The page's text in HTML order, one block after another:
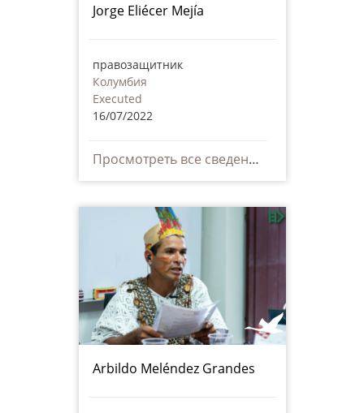
Jorge Eliécer Mejía
правозащитник
Колумбия
Executed
16/07/2022
Просмотреть все сведения
Arbildo Meléndez Grandes